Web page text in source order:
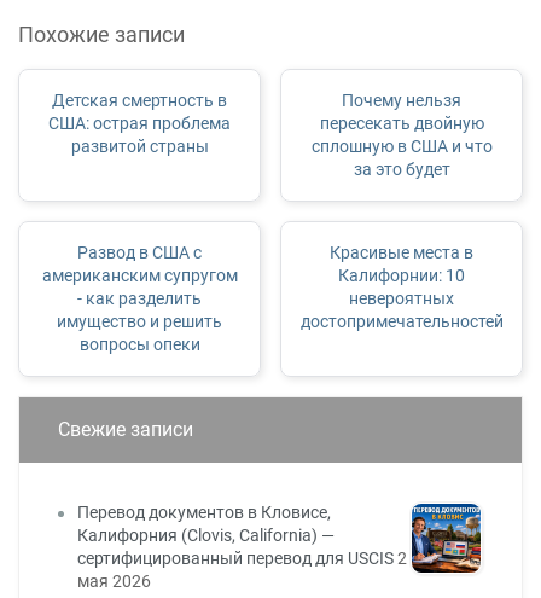
Похожие записи
Детская смертность в
США: острая проблема
развитой страны
Почему нельзя
пересекать двойную
сплошную в США и что
за это будет
Развод в США с
американским супругом
- как разделить
имущество и решить
вопросы опеки
Красивые места в
Калифорнии: 10
невероятных
достопримечательностей
Свежие записи
Перевод документов в Кловисе,
Калифорния (Clovis, California) —
сертифицированный перевод для USCIS2
мая 2026